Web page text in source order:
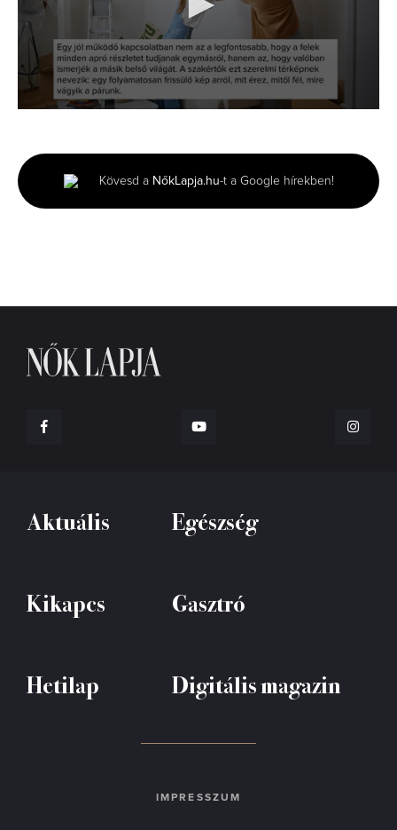
minute,
26
seconds
Kövesd a NőkLapja.hu-t a Google hírekben!
Aktuális Egészség
Kikapcs Gasztró
Hetilap Digitális magazin
IMPRESSZUM